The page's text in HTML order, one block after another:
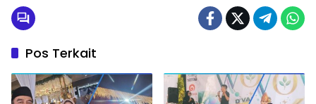
Pos Terkait